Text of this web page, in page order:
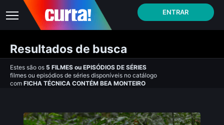
ENTRAR
Resultados de busca
Estes são os 5 FILMES ou EPISÓDIOS DE SÉRIES
filmes ou episódios de séries disponíveis no catálogo
com FICHA TÉCNICA CONTÉM BEA MONTEIRO